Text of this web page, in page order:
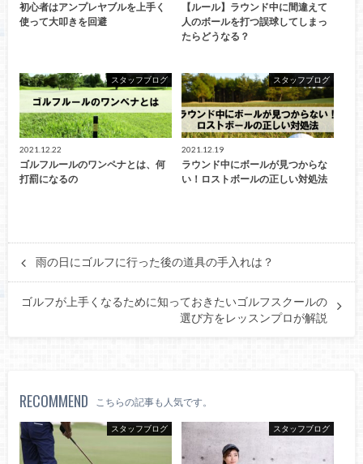
初心者はアンプレヤブルを上手く
使って大叩きを回避
【ルール】ラウンド中に間違えて
人のボールを打つ誤球してしまっ
たらどうなる？
スタッフブログ
2021.12.22
ゴルフルールのワンペナとは、何
打罰になるの
スタッフブログ
2021.12.19
ラウンド中にボールが見つからな
い！ロストボールの正しい対処法
雨の日にゴルフに行った後の道具の手入れは？
ゴルフが上手くなるために知っておきたいゴルフスクールの
選び方をレッスンプロが解説
RECOMMEND こちらの記事も人気です。
スタッフブログ スタッフブログ